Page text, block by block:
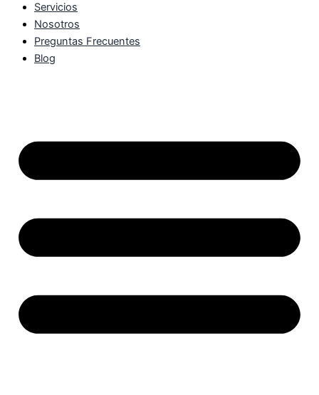
Servicios
Nosotros
Preguntas Frecuentes
Blog